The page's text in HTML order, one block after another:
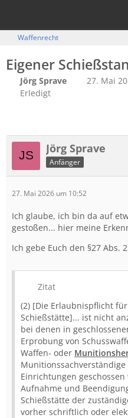
Waffenrecht
Eigener
Jörg Sprave 27. Mai
Erledigt
Jörg Sprave
Anfänger
27. Mai 2026 um 10:52
Ich glaube, ich bin da auf
gestoßen... hier meine
Ich gebe Euch den §27 Abs.
Zitat
(2) [Die Erlaubnispflicht
Schießstätte]... ist nicht
bei denen in
Erprobung von
Waffen- oder
Einrichtungen
Aufnahme und
Schießstätte der
vorher schriftlich oder